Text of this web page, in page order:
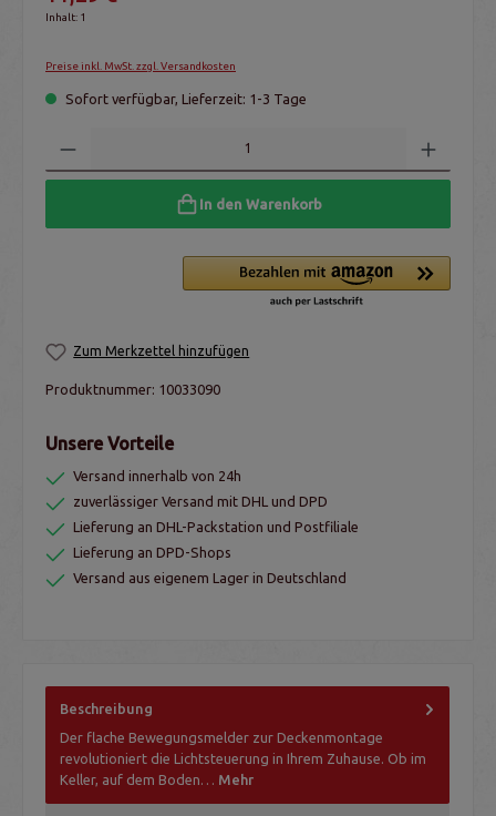
Inhalt: 1
Preise inkl. MwSt. zzgl. Versandkosten
Sofort verfügbar, Lieferzeit: 1-3 Tage
In den Warenkorb
Zum Merkzettel hinzufügen
Produktnummer: 10033090
Unsere Vorteile
Versand innerhalb von 24h
zuverlässiger Versand mit DHL und DPD
Lieferung an DHL-Packstation und Postfiliale
Lieferung an DPD-Shops
Versand aus eigenem Lager in Deutschland
Beschreibung
Der flache Bewegungsmelder zur Deckenmontage
revolutioniert die Lichtsteuerung in Ihrem Zuhause. Ob im
Keller, auf dem Boden… Mehr